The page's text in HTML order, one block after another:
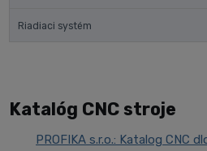
Riadiaci systém
Katalóg CNC stroje
PROFIKA s.r.o.: Katalog CNC